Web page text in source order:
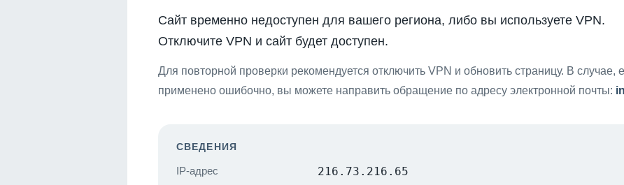
Сайт временно недоступен для вашего региона, либо вы используете VPN.
Отключите VPN и сайт будет доступен.
Для повторной проверки рекомендуется отключить VPN и обновить страницу. В случае,
применено ошибочно, вы можете направить обращение по адресу электронной почты:
СВЕДЕНИЯ
IP-адрес 216.73.216.65